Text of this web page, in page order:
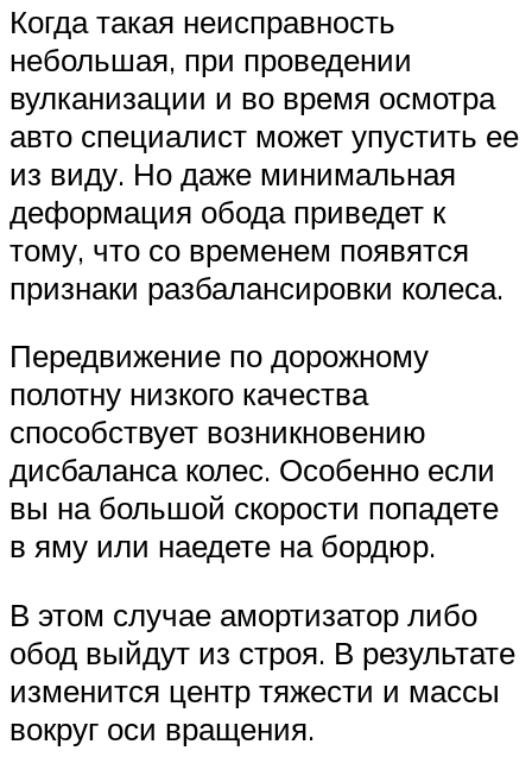
Когда такая неисправность
небольшая, при проведении
вулканизации и во время осмотра
авто специалист может упустить ее
из виду. Но даже минимальная
деформация обода приведет к
тому, что со временем появятся
признаки разбалансировки колеса.
Передвижение по дорожному
полотну низкого качества
способствует возникновению
дисбаланса колес. Особенно если
вы на большой скорости попадете
в яму или наедете на бордюр.
В этом случае амортизатор либо
обод выйдут из строя. В результате
изменится центр тяжести и массы
вокруг оси вращения.